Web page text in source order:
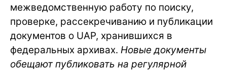
межведомственную работу по поиску,
проверке, рассекречиванию и публикации
документов о UAP, хранившихся в
федеральных архивах. Новые документы
обещают публиковать на регулярной